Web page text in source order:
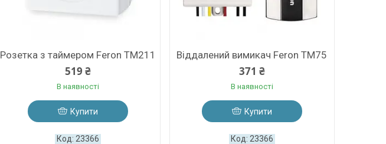
Розетка з таймером Feron TM211
519 ₴
В наявності
Купити
23366
Віддалений вимикач Feron TM75
371 ₴
В наявності
Купити
23366